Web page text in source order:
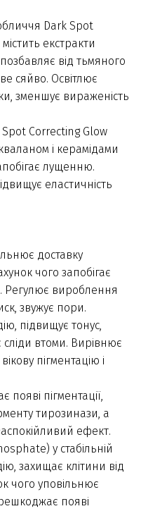
Dark Spot
екстракти
від тьмяного
сяйво. Освітлює
зменшує вираженість
Correcting Glow
і керамідами
лущенню.
еластичність
доставку
чого запобігає
Регулює вироблення
звужує пори.
підвищує тонус,
сліди втоми. Вирівнює
пігментацію і
пігментації,
тирозинази, а
ефект.
у стабільній
захищає клітини від
чого уповільнює
появі